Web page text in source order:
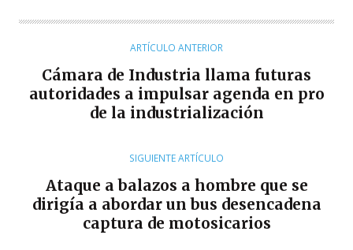
O
ARTÍCULO ANTERIOR
Cámara de Industria llama futuras
autoridades a impulsar agenda en pro
de la industrialización
SIGUIENTE ARTÍCULO
Ataque a balazos a hombre que se
dirigía a abordar un bus desencadena
captura de motosicarios